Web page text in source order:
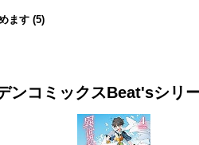
ます (5)
ンコミックスBeat'sシリ